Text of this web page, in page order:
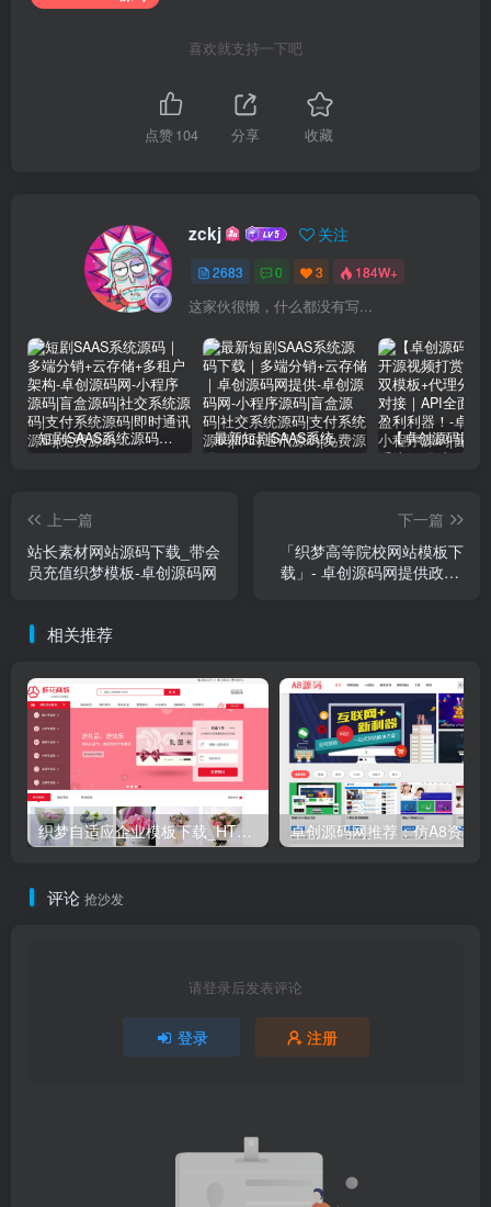
喜欢就支持一下吧
点赞104 分享 收藏
zckj 关注
2683 0 3 184W+
这家伙很懒，什么都没有写...
短剧SAAS系统源码｜多端分销+云存储+多租户架构 最新短剧SAAS系统源码下载｜多端分销+云存储｜卓创源码网提供
上一篇
站长素材网站源码下载_带会
员充值织梦模板-卓创源码网
下一篇
「织梦高等院校网站模板下
载」- 卓创源码网提供政府/
相关推荐
织梦自适应企业模板下载_HTML5响应式零食鲜花商城源码
评论 抢沙发
请登录后发表评论
登录 注册